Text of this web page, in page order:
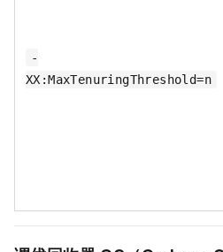
-
XX:MaxTenuringThreshold=n